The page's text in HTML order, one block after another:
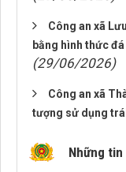
Công an xã
bằng hình thức
(29/06/2026)
Công an xã
tượng sử dụng
Những tin